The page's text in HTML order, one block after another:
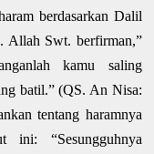
berdasarkan Dalil
Allah Swt. berfirman,”
kamu saling
batil.” (QS. An Nisa:
tentang haramnya
ini: “Sesungguhnya